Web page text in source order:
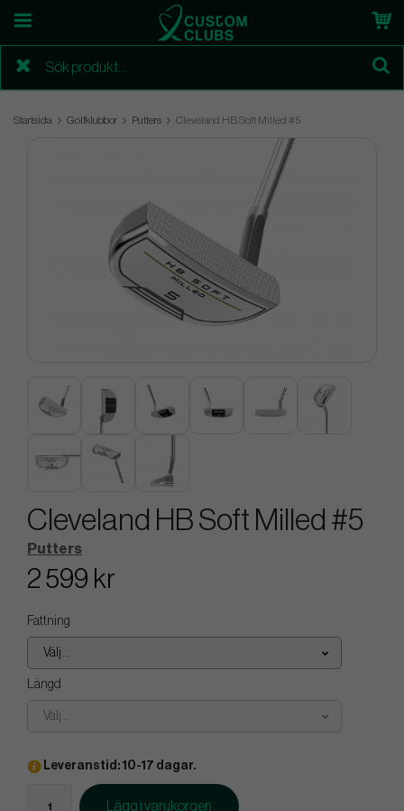
Startsida Golfklubbor Putters Cleveland HB Soft Milled #5
Cleveland HB Soft Milled #5
Putters
2 599 kr
Fattning
Välj...
Längd
Välj...
Leveranstid: 10-17 dagar.
Lägg i varukorgen